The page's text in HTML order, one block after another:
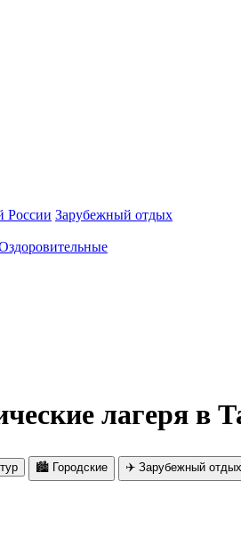
России Зарубежный отдых
лагеря в
🏙️ Городские ✈️ Зарубежный отдых